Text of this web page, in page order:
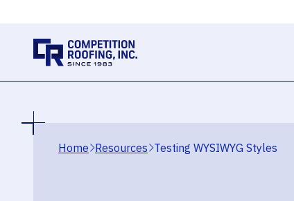
Home Resources Testing WYSIWYG Styles